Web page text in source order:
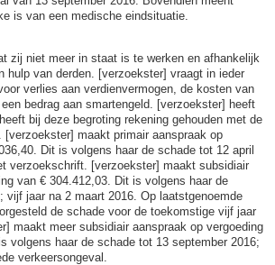
is van een medische eindsituatie.
zij niet meer in staat is te werken en afhankelijk
hulp van derden. [verzoekster] vraagt in ieder
verlies aan verdienvermogen, de kosten van
bedrag aan smartengeld. [verzoekster] heeft
bij deze begroting rekening gehouden met de
[verzoekster] maakt primair aanspraak op
Dit is volgens haar de schade tot 12 april
verzoekschrift. [verzoekster] maakt subsidiair
van € 304.412,03. Dit is volgens haar de
vijf jaar na 2 maart 2016. Op laatstgenoemde
de schade voor de toekomstige vijf jaar
maakt meer subsidiair aanspraak op vergoeding
volgens haar de schade tot 13 september 2016;
verkeersongeval.